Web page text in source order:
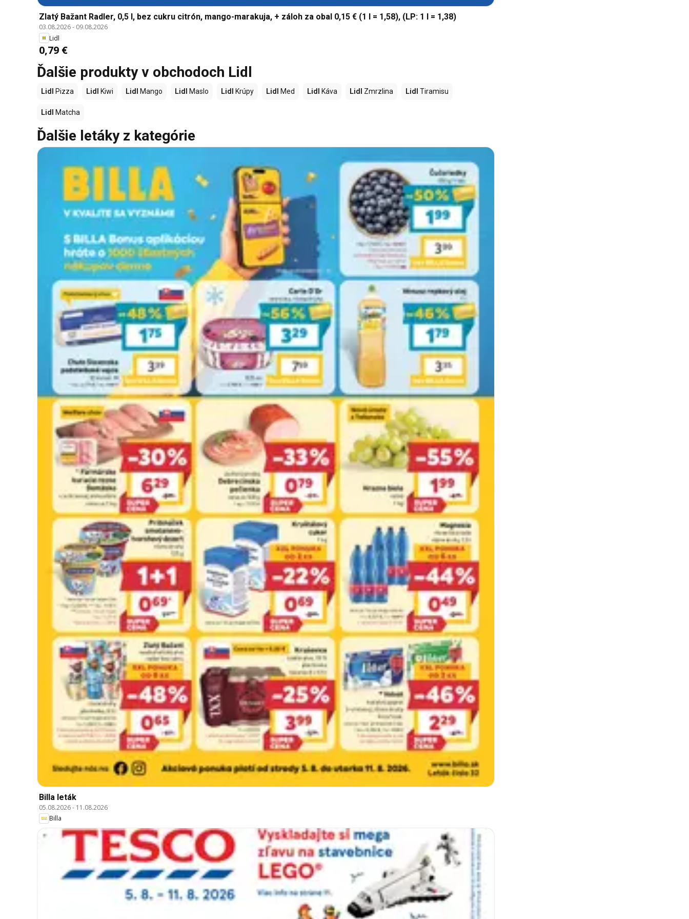
Zlatý Bažant Radler, 0,5 l, bez cukru citrón, mango-marakuja, + záloh za obal 0,15 € (1 l = 1,58), (LP: 1 l = 1,38)
03.08.2026- 09.08.2026
Lidl
0,79 €
Ďalšie produkty v obchodoch Lidl
Lidl Pizza Lidl Kiwi Lidl Mango Lidl Maslo Lidl Krúpy Lidl Med Lidl Káva Lidl Zmrzlina Lidl Tiramisu
Lidl Matcha
Ďalšie letáky z kategórie
Billa leták
05.08.2026- 11.08.2026
Billa